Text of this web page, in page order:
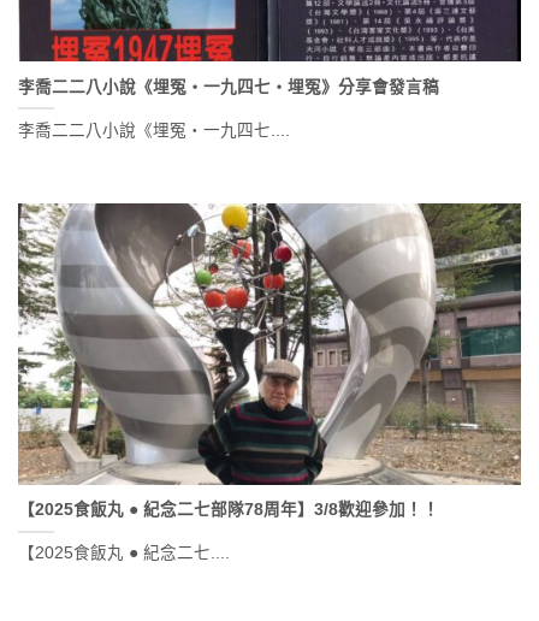
李喬二二八小說《埋冤・一九四七・埋冤》分享會發言稿
李喬二二八小說《埋冤・一九四七....
【2025食飯丸 ● 紀念二七部隊78周年】3/8歡迎參加！！
【2025食飯丸 ● 紀念二七....